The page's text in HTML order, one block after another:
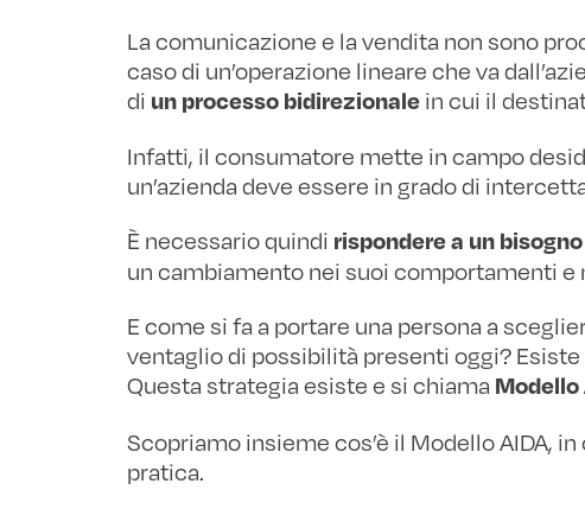
La comunicazione e la vendita non sono
caso di un’operazione lineare che va
di un processo bidirezionale in cui il
Infatti, il consumatore mette in campo
un’azienda deve essere in grado di
È necessario quindi rispondere a un
un cambiamento nei suoi comportamenti e
E come si fa a portare una persona a
ventaglio di possibilità presenti oggi?
Questa strategia esiste e si chiama Modello
Scopriamo insieme cos’è il Modello AIDA,
pratica.